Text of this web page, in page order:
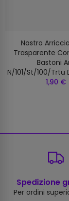
Nastro
Trasparente
Bastoni
N/101/st/100/trtu
1,90 €
Spedizione
Per ordini